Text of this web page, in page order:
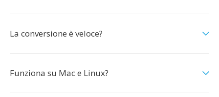
La conversione è veloce?
Funziona su Mac e Linux?